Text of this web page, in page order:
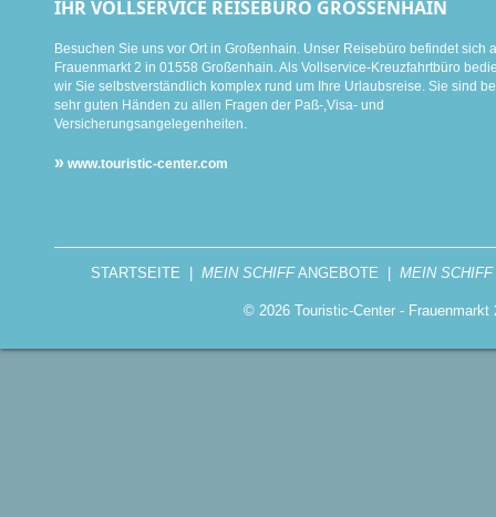
IHR VOLLSERVICE REISEBÜRO GROSSENHAIN
Besuchen Sie uns vor Ort in Großenhain. Unser Reisebüro befindet sich
Frauenmarkt 2 in 01558 Großenhain. Als Vollservice-Kreuzfahrtbüro
wir Sie selbstverständlich komplex rund um Ihre Urlaubsreise. Sie sind
sehr guten Händen zu allen Fragen der Paß-,Visa- und
Versicherungsangelegenheiten.
» www.touristic-center.com
STARTSEITE MEIN SCHIFFANGEBOTE MEIN SCHIFF
© 2026 Touristic-Center -